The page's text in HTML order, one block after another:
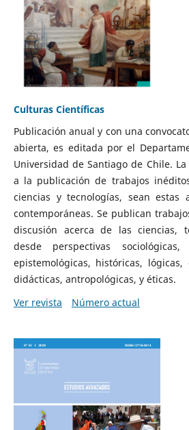
Culturas Científicas
Publicación anual y con una
abierta, es editada por el
Universidad de Santiago de Chile.
a la publicación de trabajos
ciencias y tecnologías, sean estas
contemporáneas. Se publican
discusión acerca de las ciencias,
desde perspectivas
epistemológicas, históricas, lógicas,
didácticas, antropológicas, y éticas.
Ver revista
Número actual